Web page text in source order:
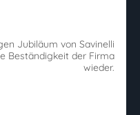
Jubiläum von Savinelli
Beständigkeit der Firma
wieder.